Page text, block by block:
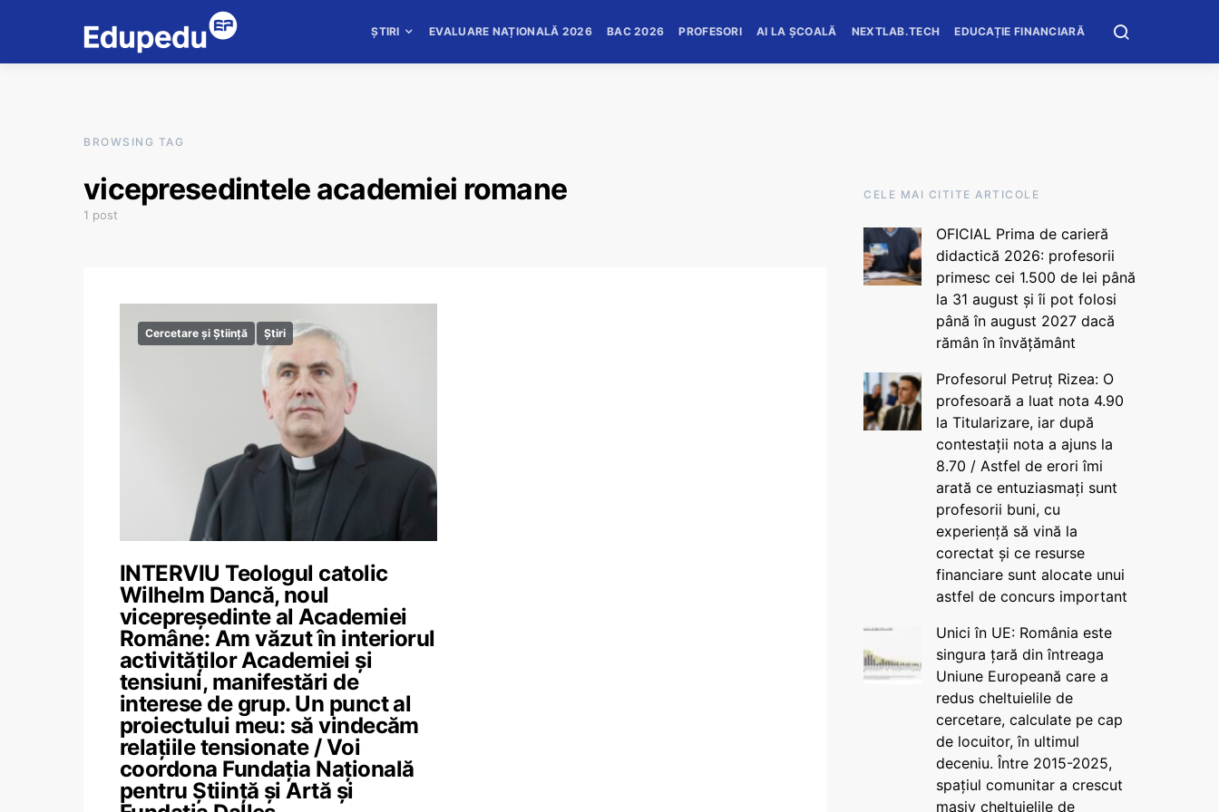
ȘTIRI EVALUARE NAȚIONALĂ 2026 BAC 2026 PROFESORI AI LA ȘCOALĂ NEXTLAB.TECH EDUCAȚIE FINANCIARĂ
BROWSING TAG
vicepresedintele academiei romane
1 post
Cercetare și Știință Știri
INTERVIU Teologul catolic
Wilhelm Dancă, noul
vicepreședinte al Academiei
Române: Am văzut în interiorul
activităților Academiei și
tensiuni, manifestări de
interese de grup. Un punct al
proiectului meu: să vindecăm
relațiile tensionate / Voi
coordona Fundația Națională
pentru Știință și Artă și
CELE MAI CITITE ARTICOLE
OFICIAL Prima de carieră
didactică 2026: profesorii
primesc cei 1.500 de lei până
la 31 august și îi pot folosi
până în august 2027 dacă
rămân în învățământ
Profesorul Petruț Rizea: O
profesoară a luat nota 4.90
la Titularizare, iar după
contestații nota a ajuns la
8.70 / Astfel de erori îmi
arată ce entuziasmați sunt
profesorii buni, cu
experiență să vină la
corectat și ce resurse
financiare sunt alocate unui
astfel de concurs important
Unici în UE: România este
singura țară din întreaga
Uniune Europeană care a
redus cheltuielile de
cercetare, calculate pe cap
de locuitor, în ultimul
deceniu. Între 2015-2025,
spațiul comunitar a crescut
masiv cheltuielile de